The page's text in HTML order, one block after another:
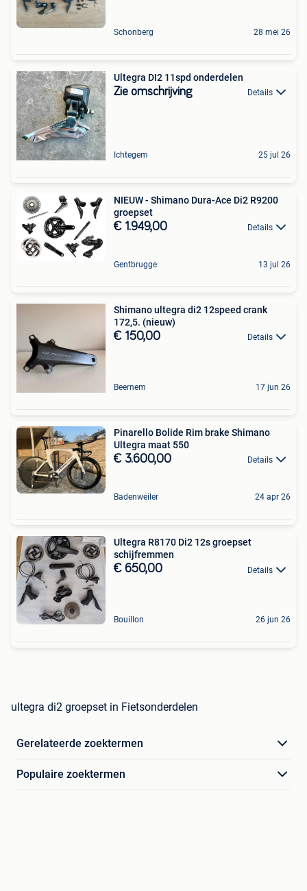
Schonberg 28 mei 26
Ultegra DI2 11spd onderdelen
Zie omschrijving Details
Ichtegem 25 jul 26
NIEUW - Shimano Dura-Ace Di2 R9200
groepset
€ 1.949,00 Details
Gentbrugge 13 jul 26
Shimano ultegra di2 12speed crank
172,5. (nieuw)
€ 150,00 Details
Beernem 17 jun 26
Pinarello Bolide Rim brake Shimano
Ultegra maat 550
€ 3.600,00 Details
Badenweiler 24 apr 26
Ultegra R8170 Di2 12s groepset
schijfremmen
€ 650,00 Details
Bouillon 26 jun 26
ultegra di2 groepset in Fietsonderdelen
Gerelateerde zoektermen
Populaire zoektermen